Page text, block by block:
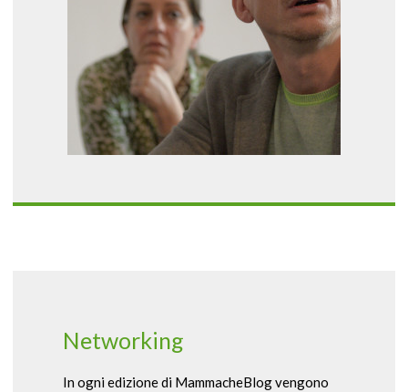
Networking
In ogni edizione di MammacheBlog vengono